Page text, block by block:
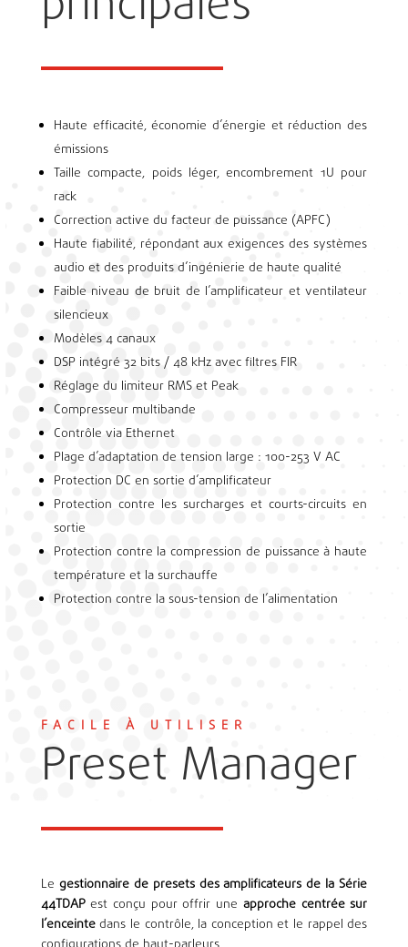
Haute efficacité, économie d’énergie et réduction des
émissions
Taille compacte, poids léger, encombrement 1U pour
rack
Correction active du facteur de puissance (APFC)
Haute fiabilité, répondant aux exigences des systèmes
audio et des produits d’ingénierie de haute qualité
Faible niveau de bruit de l’amplificateur et ventilateur
silencieux
Modèles 4 canaux
DSP intégré 32 bits / 48 kHz avec filtres FIR
Réglage du limiteur RMS et Peak
Compresseur multibande
Contrôle via Ethernet
Plage d’adaptation de tension large : 100-253 V AC
Protection DC en sortie d’amplificateur
Protection contre les surcharges et courts-circuits en
sortie
Protection contre la compression de puissance à haute
température et la surchauffe
Protection contre la sous-tension de l’alimentation
FACILE À UTILISER
Preset Manager
Le gestionnaire de presets des amplificateurs de la Série
44TDAPest conçu pour offrir une approche centrée sur
l’enceintedans le contrôle, la conception et le rappel des